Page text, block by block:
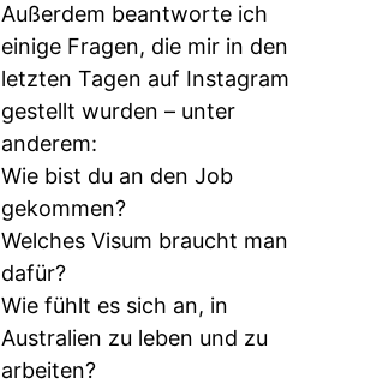
Außerdem beantworte ich
einige Fragen, die mir in den
letzten Tagen auf Instagram
gestellt wurden – unter
anderem:
Wie bist du an den Job
gekommen?
Welches Visum braucht man
dafür?
Wie fühlt es sich an, in
Australien zu leben und zu
arbeiten?